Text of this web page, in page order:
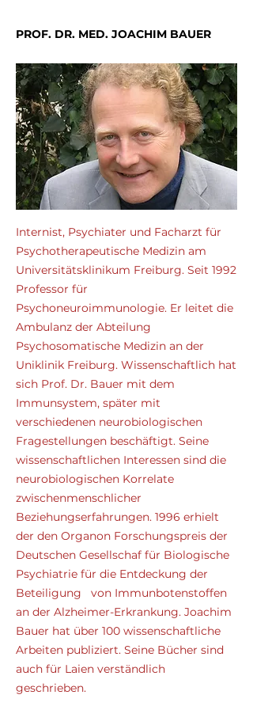
PROF. DR. MED. JOACHIM BAUER
Internist, Psychiater und Facharzt für
Psychotherapeutische Medizin am
Universitätsklinikum Freiburg. Seit 1992
Professor für
Psychoneuroimmunologie. Er leitet die
Ambulanz der Abteilung
Psychosomatische Medizin an der
Uniklinik Freiburg. Wissenschaftlich hat
sich Prof. Dr. Bauer mit dem
Immunsystem, später mit
verschiedenen neurobiologischen
Fragestellungen beschäftigt. Seine
wissenschaftlichen Interessen sind die
neurobiologischen Korrelate
zwischenmenschlicher
Beziehungserfahrungen. 1996 erhielt
der den Organon Forschungspreis der
Deutschen Gesellschaf für Biologische
Psychiatrie für die Entdeckung der
Beteiligung von Immunbotenstoffen
an der Alzheimer-Erkrankung. Joachim
Bauer hat über 100 wissenschaftliche
Arbeiten publiziert. Seine Bücher sind
auch für Laien verständlich
geschrieben.